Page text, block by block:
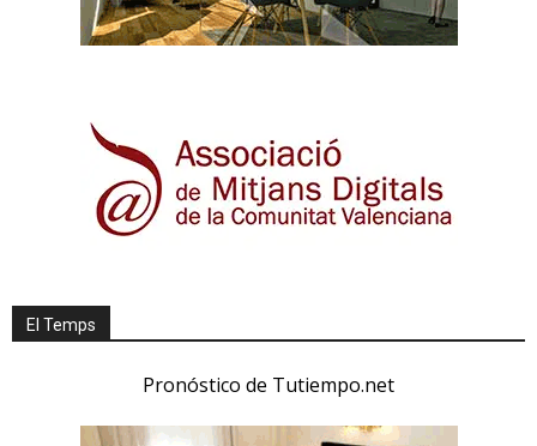
El Temps
Pronóstico de Tutiempo.net